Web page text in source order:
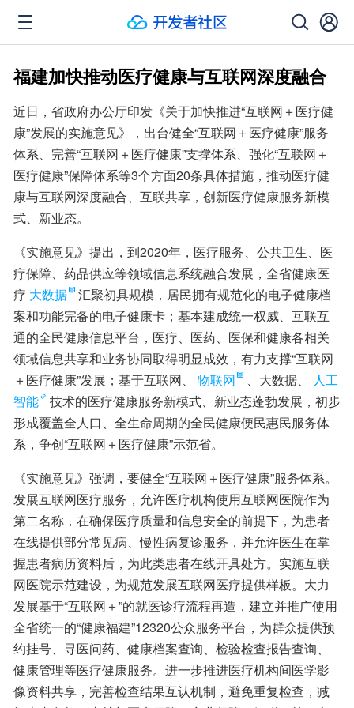
福建加快推动医疗健康与互联网深度融合
近日，省政府办公厅印发《关于加快推进“互联网＋医疗健
康”发展的实施意见》，出台健全“互联网＋医疗健康”服务
体系、完善“互联网＋医疗健康”支撑体系、强化“互联网＋
医疗健康”保障体系等3个方面20条具体措施，推动医疗健
康与互联网深度融合、互联共享，创新医疗健康服务新模
式、新业态。
《实施意见》提出，到2020年，医疗服务、公共卫生、医
疗保障、药品供应等领域信息系统融合发展，全省健康医
疗 大数据
汇聚初具规模，居民拥有规范化的电子健康档
案和功能完备的电子健康卡；基本建成统一权威、互联互
通的全民健康信息平台，医疗、医药、医保和健康各相关
领域信息共享和业务协同取得明显成效，有力支撑“互联网
＋医疗健康”发展；基于互联网、
物联网 、大数据、
人工
智能
技术的医疗健康服务新模式、新业态蓬勃发展，初步
形成覆盖全人口、全生命周期的全民健康便民惠民服务体
系，争创“互联网＋医疗健康”示范省。
《实施意见》强调，要健全“互联网＋医疗健康”服务体系。
发展互联网医疗服务，允许医疗机构使用互联网医院作为
第二名称，在确保医疗质量和信息安全的前提下，为患者
在线提供部分常见病、慢性病复诊服务，并允许医生在掌
握患者病历资料后，为此类患者在线开具处方。实施互联
网医院示范建设，为规范发展互联网医疗提供样板。大力
发展基于“互联网＋”的就医诊疗流程再造，建立并推广使用
全省统一的“健康福建”12320公众服务平台，为群众提供预
约挂号、寻医问药、健康档案查询、检验检查报告查询、
健康管理等医疗健康服务。进一步推进医疗机构间医学影
像资料共享，完善检查结果互认机制，避免重复检查，减